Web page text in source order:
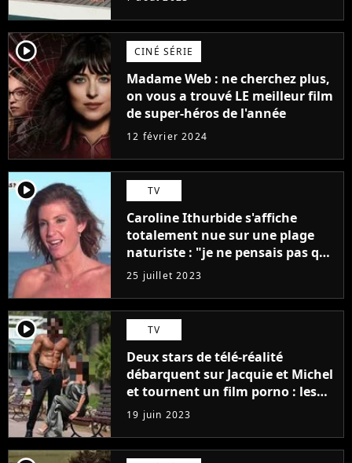
player2 CINÉ SÉRIE
Madame Web : ne cherchez plus,
on vous a trouvé LE meilleur film
de super-héros de l'année
12 février 2024
player2 TV
Caroline Ithurbide s'affiche
totalement nue sur une plage
naturiste : "je ne pensais pas que
j'arriverais à le faire..."
25 juillet 2023
player2 TV
Deux stars de télé-réalité
débarquent sur Jacquie et Michel
et tournent un film porno : les
premières images du tournage
(exclu)
19 juin 2023